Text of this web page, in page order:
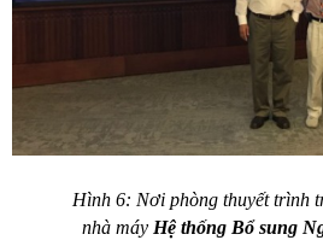
Hình 6: Nơi phòng thuyết trình
nhà máy Hệ thống Bổ sung